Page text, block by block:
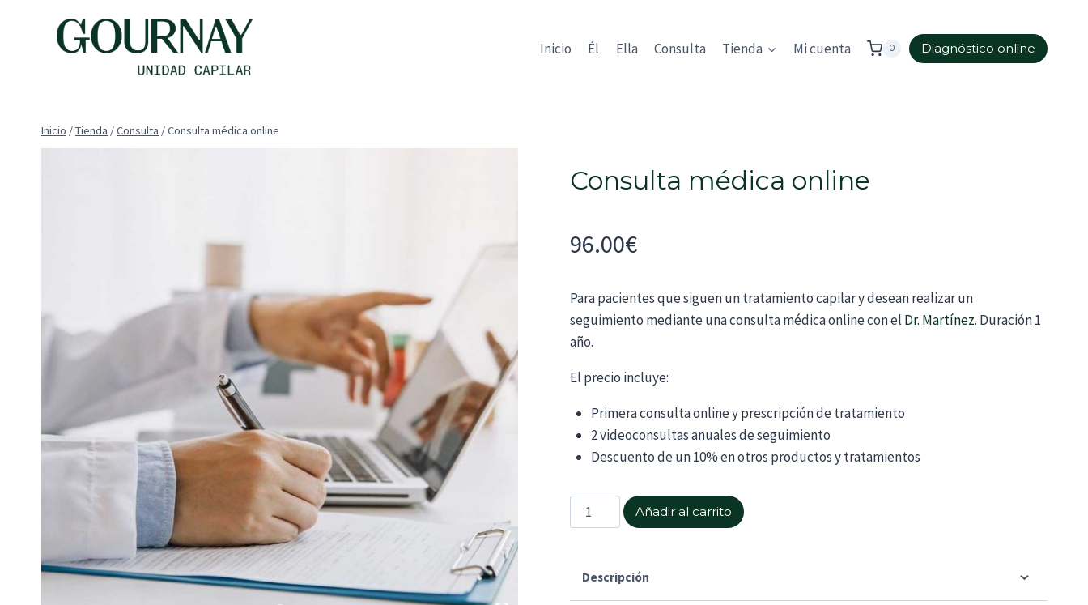
Inicio Él Ella Consulta Tienda Mi cuenta 0 Diagnóstico online
Inicio /Tienda /Consulta /Consulta médica online
Consulta médica online
96.00€
Para pacientes que siguen un tratamiento capilar y desean realizar un
seguimiento mediante una consulta médica online con el Dr. Martínez. Duración 1
año.
El precio incluye:
Primera consulta online y prescripción de tratamiento
2 videoconsultas anuales de seguimiento
Descuento de un 10% en otros productos y tratamientos
Consulta
médica
cantidad
Añadir al carrito
Descripción